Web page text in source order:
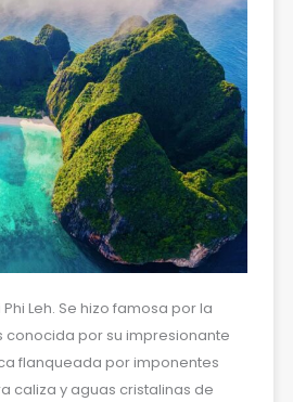
Leh. Se hizo famosa por la
conocida por su impresionante
flanqueada por imponentes
caliza y aguas cristalinas de